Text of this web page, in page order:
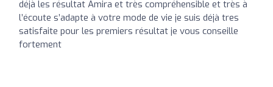
déjà les résultat Amira et très compréhensible et très à
l’écoute s’adapte à votre mode de vie je suis déjà tres
satisfaite pour les premiers résultat je vous conseille
fortement